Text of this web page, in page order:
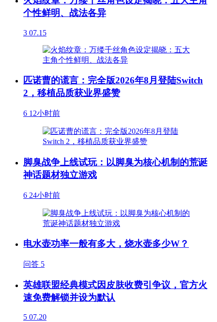
个性鲜明、战法各异
3 07.15
匹诺曹的谎言：完全版2026年8月登陆Switch
2，移植品质获业界盛赞
6 12小时前
脚臭战争上线试玩：以脚臭为核心机制的荒诞
神话题材独立游戏
6 24小时前
电水壶功率一般有多大，烧水壶多少W？
问答 5
英雄联盟经典模式因皮肤收费引争议，官方火
速免费解锁并设为默认
5 07.20